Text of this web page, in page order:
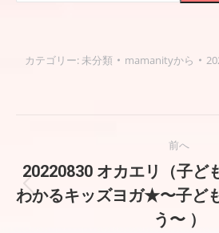
カテゴリー: 未分類 mamanityから
稿
ナ
前へ
前
の
投
20220830 オカエリ（子ど
わかるキッズヨガ★〜子ど
う〜 ）